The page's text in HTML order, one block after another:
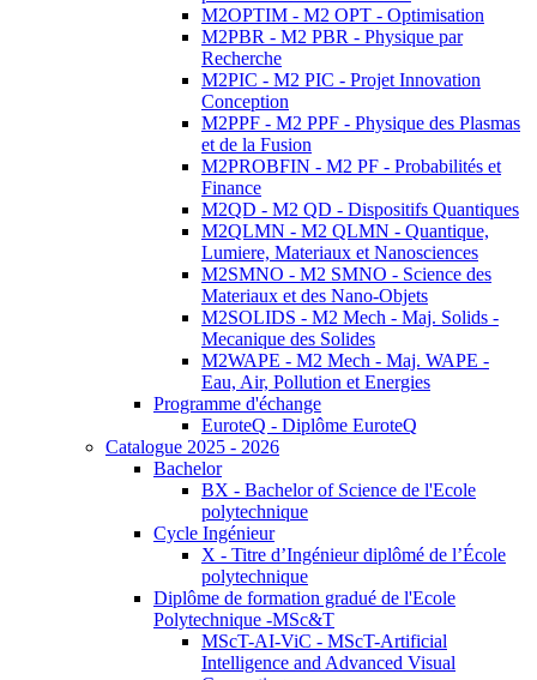
M2OPTIM - M2 OPT - Optimisation
M2PBR - M2 PBR - Physique par
Recherche
M2PIC - M2 PIC - Projet Innovation
Conception
M2PPF - M2 PPF - Physique des Plasmas
et de la Fusion
M2PROBFIN - M2 PF - Probabilités et
Finance
M2QD - M2 QD - Dispositifs Quantiques
M2QLMN - M2 QLMN - Quantique,
Lumiere, Materiaux et Nanosciences
M2SMNO - M2 SMNO - Science des
Materiaux et des Nano-Objets
M2SOLIDS - M2 Mech - Maj. Solids -
Mecanique des Solides
M2WAPE - M2 Mech - Maj. WAPE -
Eau, Air, Pollution et Energies
Programme d'échange
EuroteQ - Diplôme EuroteQ
Catalogue 2025 - 2026
Bachelor
BX - Bachelor of Science de l'Ecole
polytechnique
Cycle Ingénieur
X - Titre d’Ingénieur diplômé de l’École
polytechnique
Diplôme de formation gradué de l'Ecole
Polytechnique -MSc&T
MScT-AI-ViC - MScT-Artificial
Intelligence and Advanced Visual